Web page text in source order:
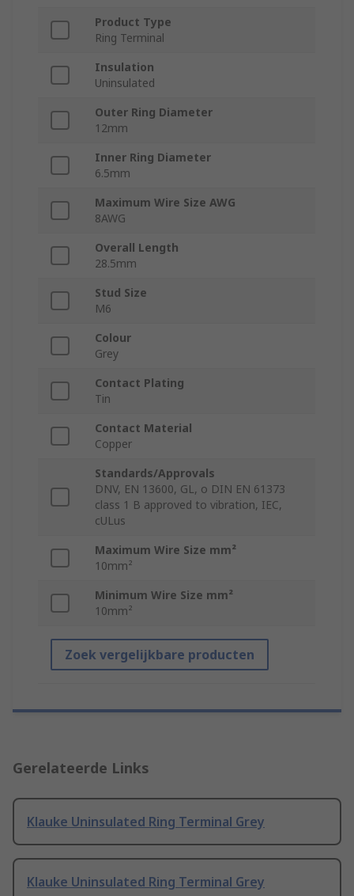
Product Type
Ring Terminal
Insulation
Uninsulated
Outer Ring Diameter
12mm
Inner Ring Diameter
6.5mm
Maximum Wire Size AWG
8AWG
Overall Length
28.5mm
Stud Size
M6
Colour
Grey
Contact Plating
Tin
Contact Material
Copper
Standards/Approvals
DNV, EN 13600, GL, o DIN EN 61373
class 1 B approved to vibration, IEC,
cULus
Maximum Wire Size mm²
10mm²
Minimum Wire Size mm²
10mm²
Zoek vergelijkbare producten
Gerelateerde Links
Klauke Uninsulated Ring Terminal Grey
Klauke Uninsulated Ring Terminal Grey